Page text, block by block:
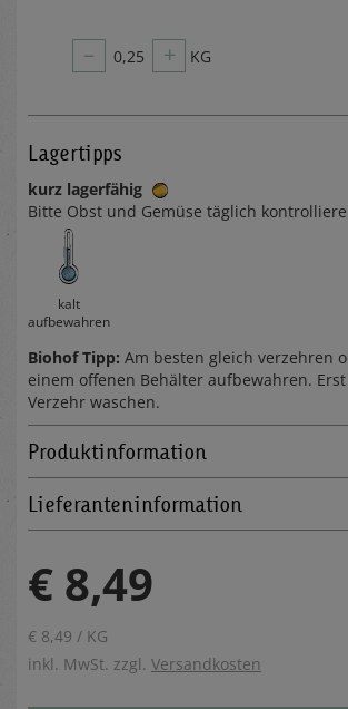
– 0,25 + KG
Lagertipps
kurz lagerfähig
Bitte Obst und Gemüse täglich
kalt
aufbewahren
Biohof Tipp: Am besten gleich verzehren
einem offenen Behälter aufbewahren.
Verzehr waschen.
Produktinformation
Lieferanteninformation
€ 8,49
€ 8,49 / KG
inkl. MwSt. zzgl. Versandkosten